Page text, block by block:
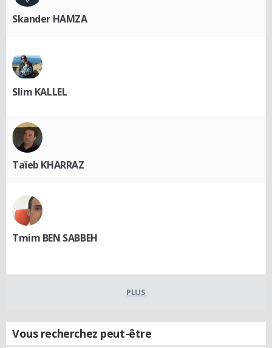
Skander HAMZA
Slim KALLEL
Taïeb KHARRAZ
Tmim BEN SABBEH
PLUS
Vous recherchez peut-être